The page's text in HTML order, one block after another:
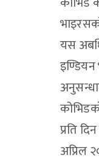
यस
प्रति
अप्रिल